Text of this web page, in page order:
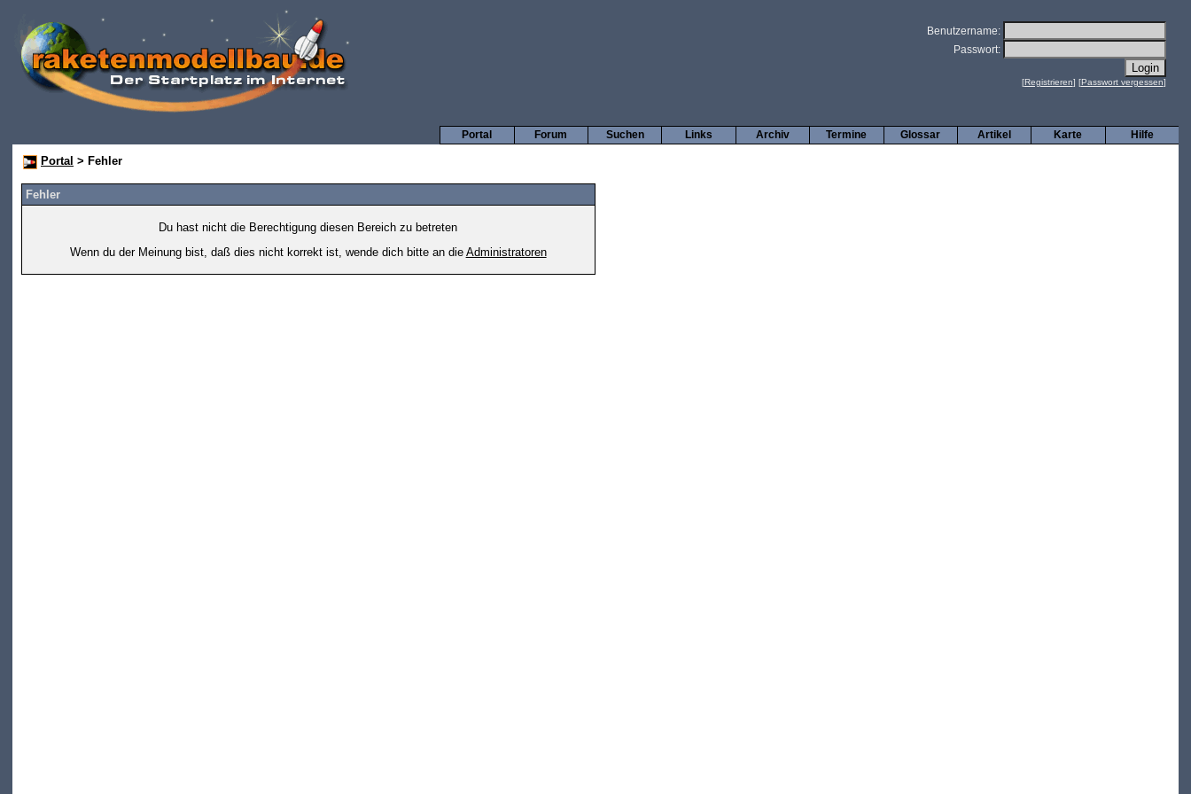
Benutzername:
Passwort:
[Registrieren] [Passwort vergessen]
Hilfe
Karte
Artikel
Glossar
Termine
Archiv
Links
Suchen
Forum
Portal
Portal > Fehler
Fehler
Du hast nicht die Berechtigung diesen Bereich zu betreten
Wenn du der Meinung bist, daß dies nicht korrekt ist, wende dich bitte an die Administratoren